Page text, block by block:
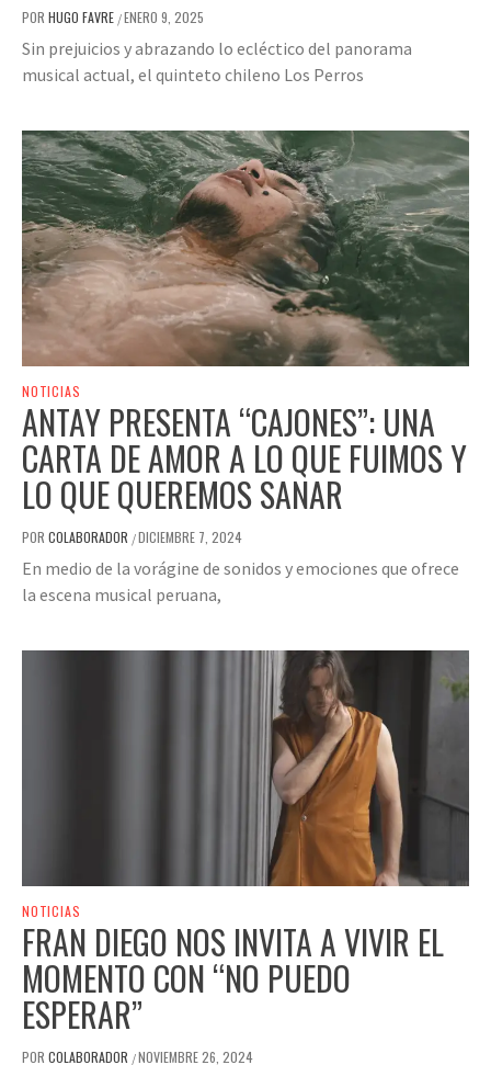
POR HUGO FAVRE /ENERO 9, 2025
Sin prejuicios y abrazando lo ecléctico del panorama
musical actual, el quinteto chileno Los Perros
NOTICIAS
ANTAY PRESENTA “CAJONES”: UNA
CARTA DE AMOR A LO QUE FUIMOS Y
LO QUE QUEREMOS SANAR
POR COLABORADOR /DICIEMBRE 7, 2024
En medio de la vorágine de sonidos y emociones que ofrece
la escena musical peruana,
NOTICIAS
FRAN DIEGO NOS INVITA A VIVIR EL
MOMENTO CON “NO PUEDO
ESPERAR”
POR COLABORADOR /NOVIEMBRE 26, 2024